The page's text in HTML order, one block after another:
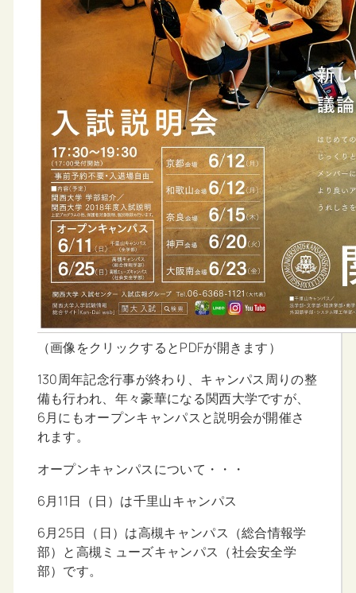
（画像をクリックするとPDFが開きます）
130周年記念行事が終わり、キャンパス周りの整
備も行われ、年々豪華になる関西大学ですが、
6月にもオープンキャンパスと説明会が開催さ
れます。
オープンキャンパスについて・・・
6月11日（日）は千里山キャンパス
6月25日（日）は高槻キャンパス（総合情報学
部）と高槻ミューズキャンパス（社会安全学
部）です。